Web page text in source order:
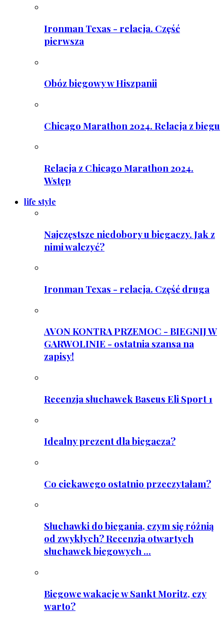
Ironman Texas - relacja. Część
pierwsza
Obóz biegowy w Hiszpanii
Chicago Marathon 2024. Relacja z biegu
Relacja z Chicago Marathon 2024.
Wstęp
life style
Najczęstsze niedobory u biegaczy. Jak z
nimi walczyć?
Ironman Texas - relacja. Część druga
AVON KONTRA PRZEMOC - BIEGNIJ W
GARWOLINIE - ostatnia szansa na
zapisy!
Recenzja słuchawek Baseus Eli Sport 1
Idealny prezent dla biegacza?
Co ciekawego ostatnio przeczytałam?
Słuchawki do biegania, czym się różnią
od zwykłych? Recenzja otwartych
słuchawek biegowych ...
Biegowe wakacje w Sankt Moritz, czy
warto?